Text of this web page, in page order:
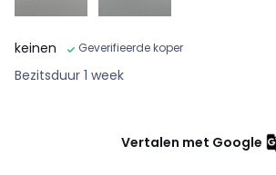
keinen Geverifieerde koper
Bezitsduur 1 week
Vertalen met Google